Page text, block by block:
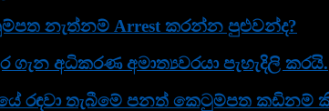
නැත්නම් Arrest කරන්න පුළුවන්ද?
අධිකරණ අමාත්‍යවරයා පැහැදිලි කරයි.
රඳවා තැබීමේ පනත් කෙටුම්පත කඩිනම්